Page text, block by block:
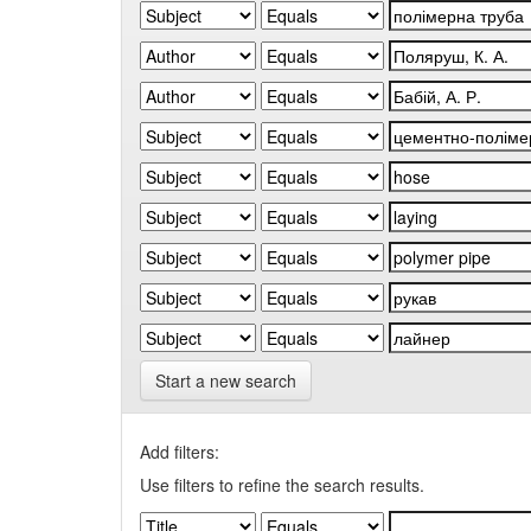
Start a new search
Add filters:
Use filters to refine the search results.